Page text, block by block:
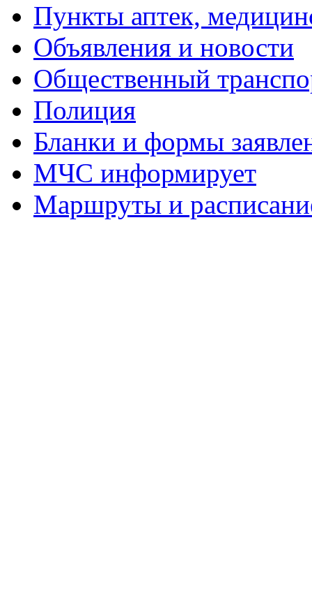
Пункты аптек,
Объявления и новости
Общественный
Полиция
Бланки и формы
МЧС информирует
Маршруты и